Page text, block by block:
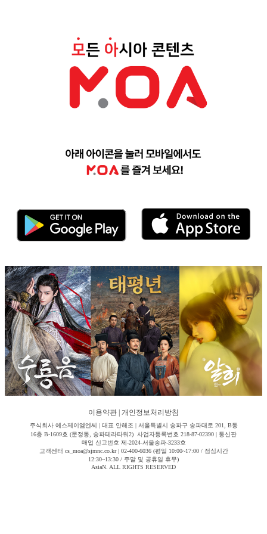
이용약관 개인정보처리방침
주식회사 에스제이엠엔씨 | 대표 안해조 | 서울특별시 송파구 송파대로 201, B동
16층 B-1609호 (문정동, 송파테라타워2) 사업자등록번호 218-87-02390 | 통신판
매업 신고번호 제-2024-서울송파-3233호
고객센터 cs_moa@sjmnc.co.kr | 02-400-6036 (평일 10:00~17:00 / 점심시간
12:30~13:30 / 주말 및 공휴일 휴무)
AsiaN. ALL RIGHTS RESERVED